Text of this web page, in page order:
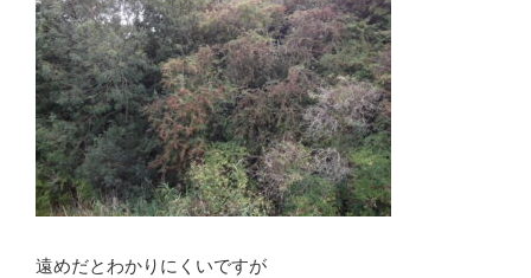
遠めだとわかりにくいですが